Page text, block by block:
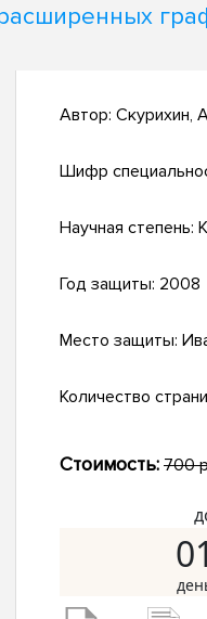
Автор: Скурихин,
Шифр
Научная степень:
Год защиты: 2008
Место защиты:
Количество
Стоимость: 700
01